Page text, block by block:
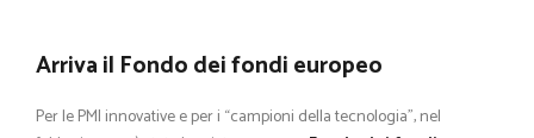
Arriva il Fondo dei fondi europeo
Per le PMI innovative e per i “campioni della tecnologia”, nel